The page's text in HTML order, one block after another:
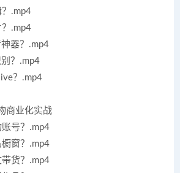
？.mp4
？.mp4
器？.mp4
？.mp4
？.mp4
商业化实战
账号？.mp4
橱窗？.mp4
带货？.mp4